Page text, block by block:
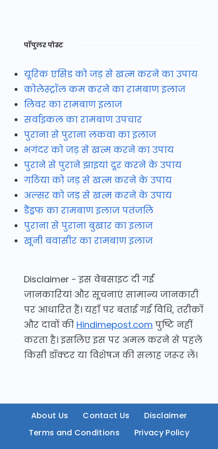
पॉपुलर पोस्ट
यूरिक एसिड को जड़ से खत्म करने का उपाय
कोलेस्ट्रॉल कम करने का रामबाण इलाज
लिवर का रामबाण इलाज
सर्वाइकल का रामबाण उपचार
पुराना से पुराना लकवा का इलाज
भगंदर को जड़ से खत्म करने का उपाय
पुराने से पुराने झाइयां दूर करने के उपाय
गठिया को जड़ से खत्म करने के उपाय
अल्सर को जड़ से खत्म करने के उपाय
डैंड्रफ का रामबाण इलाज पतंजलि
पुराना से पुराना बुखार का इलाज
खूनी बवासीर का रामबाण इलाज
Disclaimer - इस वेबसाइट दी गई
जानकारियां और सूचनाएं सामान्य जानकारी
पर आधारित हैं। यहाँ पर बताई गई विधि, तरीक़ों
और दावों की Hindimepost.com पुष्टि नहीं
करता है। इसलिए इस पर अमल करने से पहले
किसी डॉक्टर या विशेषज्ञ की सलाह जरूर लें।
About Us Contact Us
Disclaimer
Terms and Conditions
Privacy Policy